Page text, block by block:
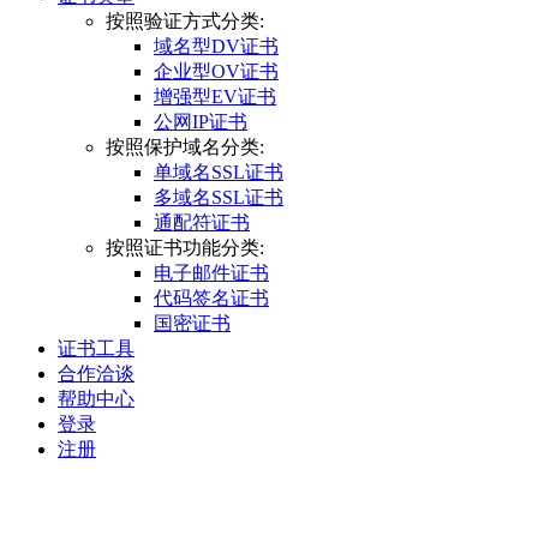
按照验证方式分类:
域名型DV证书
企业型OV证书
增强型EV证书
公网IP证书
按照保护域名分类:
单域名SSL证书
多域名SSL证书
通配符证书
按照证书功能分类:
电子邮件证书
代码签名证书
国密证书
证书工具
合作洽谈
帮助中心
登录
注册